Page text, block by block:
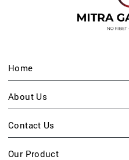
Home
About Us
Contact Us
Our Product